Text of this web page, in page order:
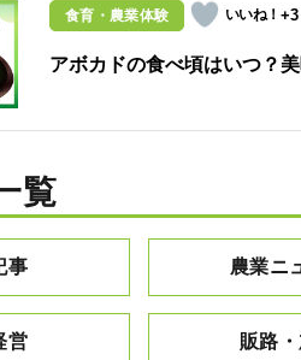
食育・農業体験 +3
アボカドの食べ頃はいつ？
覧
事 農業ニ
営 販路